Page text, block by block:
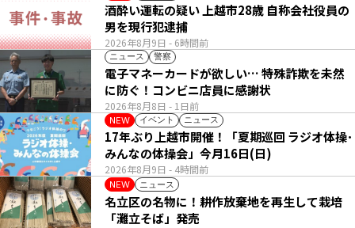
2026年8月9日 - 6時間前
酒酔い運転の疑い 上越市28歳 自称会社役員の
男を現行犯逮捕
ニュース 警察
2026年8月8日 - 1日前
電子マネーカードが欲しい… 特殊詐欺を未然
に防ぐ！コンビニ店員に感謝状
NEW イベント ニュース
2026年8月9日 - 4時間前
17年ぶり上越市開催！「夏期巡回 ラジオ体操･
みんなの体操会」今月16日(日)
NEW ニュース
名立区の名物に！耕作放棄地を再生して栽培
「灘立そば」発売